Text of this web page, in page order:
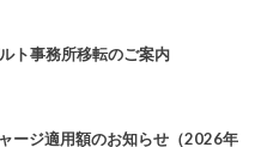
ト事務所移転のご案内
ージ適用額のお知らせ（2026年